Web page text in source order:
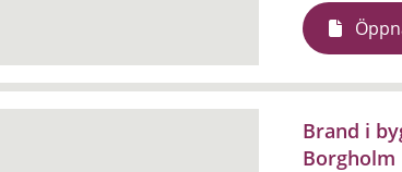
Brand i
Borgholm